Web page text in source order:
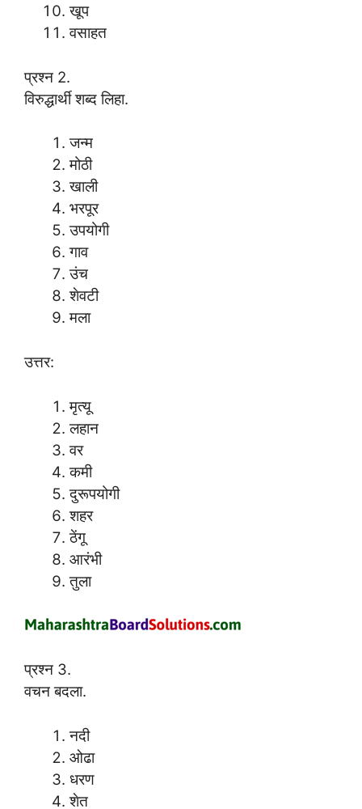
खूप
वसाहत
प्रश्न 2.
विरुद्धार्थी शब्द लिहा.
जन्म
मोठी
खाली
भरपूर
उपयोगी
गाव
उंच
शेवटी
मला
उत्तर:
मृत्यू
लहान
वर
कमी
दुरूपयोगी
शहर
ठेंगू
आरंभी
तुला
प्रश्न 3.
वचन बदला.
नदी
ओढा
धरण
शेत